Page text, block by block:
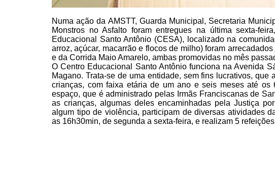
Numa ação da AMSTT, Guarda Municipal, Secretaria
Monstros no Asfalto foram entregues na última sexta-
Educacional Santo Antônio (CESA), localizado na
arroz, açúcar, macarrão e flocos de milho) foram
e da Corrida Maio Amarelo, ambas promovidas no mês
O Centro Educacional SantoAntônio funciona na Avenida
Magano. Trata-se de uma entidade, sem fins lucrativos, que
crianças, com faixa etária de um ano eseis meses até os
espaço, que é administrado pelas IrmãsFranciscanas de
as crianças, algumas deles encaminhadas pela Justiça
algum tipo de violência, participam de diversas atividades
as 16h30min, de segunda a sexta-feira, e realizam 5